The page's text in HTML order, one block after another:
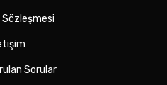
Sözleşmesi
Sorular